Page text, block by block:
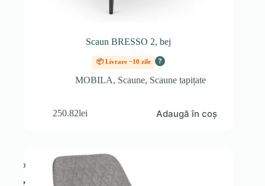
Scaun BRESSO 2, bej
📦 Livrare ~10 zile ?
MOBILA, Scaune, Scaune tapițate
250.82lei Adaugă în coș